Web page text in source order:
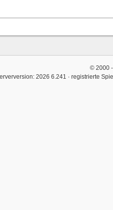
© 2000
2026 6.241 · registrierte